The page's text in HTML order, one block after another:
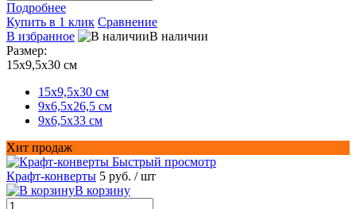
Подробнее
Купить в 1 клик Сравнение
В избранное
В наличии
Размер:
15х9,5х30 см
15х9,5х30 см
9х6,5х26,5 см
9х6,5х33 см
Хит продаж
Быстрый просмотр
Крафт-конверты 5 руб. / шт
В корзину